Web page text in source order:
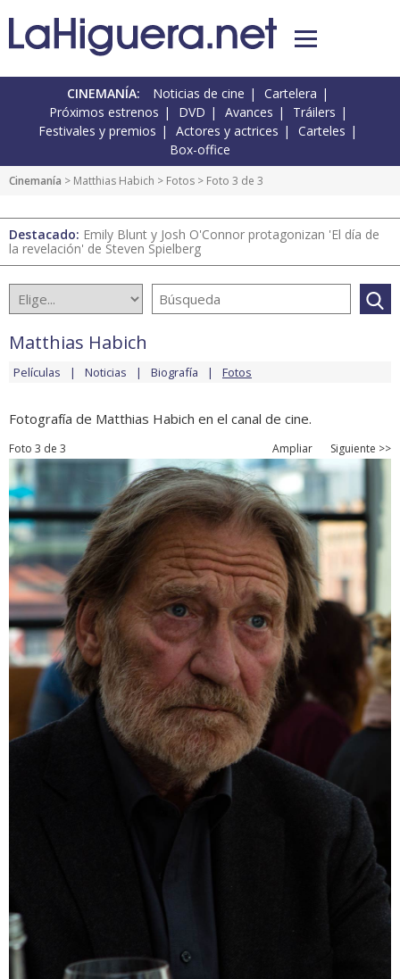
CINEMANÍA: Noticias de cine
Cartelera
Próximos estrenos
DVD Avances
Tráilers
Festivales y premios
Actores y actrices
Carteles
Box-office
Cinemanía > Matthias Habich > Fotos > Foto 3 de 3
Destacado: Emily Blunt y Josh O'Connor protagonizan 'El día de
la revelación' de Steven Spielberg
Matthias Habich
Películas Noticias Biografía Fotos
Fotografía de Matthias Habich en el canal de cine.
Foto 3 de 3 Ampliar Siguiente >>